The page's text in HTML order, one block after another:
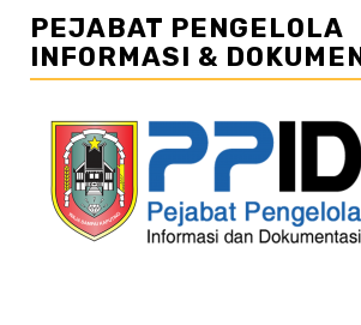
PEJABAT PENGELOLA
INFORMASI &